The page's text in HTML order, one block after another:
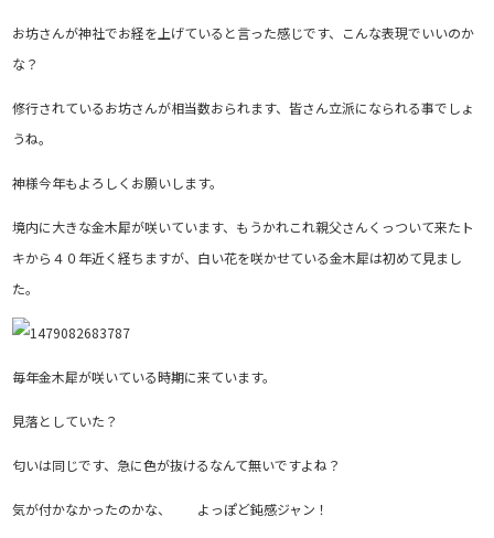
お坊さんが神社でお経を上げていると言った感じです、こんな表現でいいのか
な？
修行されているお坊さんが相当数おられます、皆さん立派になられる事でしょ
うね。
神様今年もよろしくお願いします。
境内に大きな金木犀が咲いています、もうかれこれ親父さんくっついて来たト
キから４０年近く経ちますが、白い花を咲かせている金木犀は初めて見まし
た。
毎年金木犀が咲いている時期に来ています。
見落としていた？
匂いは同じです、急に色が抜けるなんて無いですよね？
気が付かなかったのかな、 よっぽど鈍感ジャン！